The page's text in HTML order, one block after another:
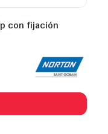
con fijación